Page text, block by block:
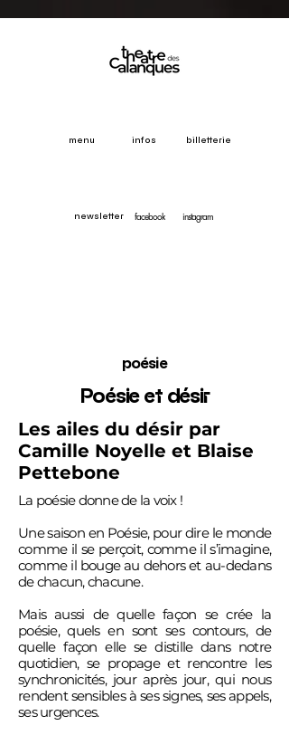
menu infos billetterie
newsletter facebook instagram
poésie
Poésie et désir
Les ailes du désir par
Camille Noyelle et Blaise
Pettebone
La poésie donne de la voix !
Une saison en Poésie, pour dire le monde
comme il se perçoit, comme il s’imagine,
comme il bouge au dehors et au-dedans
de chacun, chacune.
Mais aussi de quelle façon se crée la
poésie, quels en sont ses contours, de
quelle façon elle se distille dans notre
quotidien, se propage et rencontre les
synchronicités, jour après jour, qui nous
rendent sensibles à ses signes, ses appels,
ses urgences.